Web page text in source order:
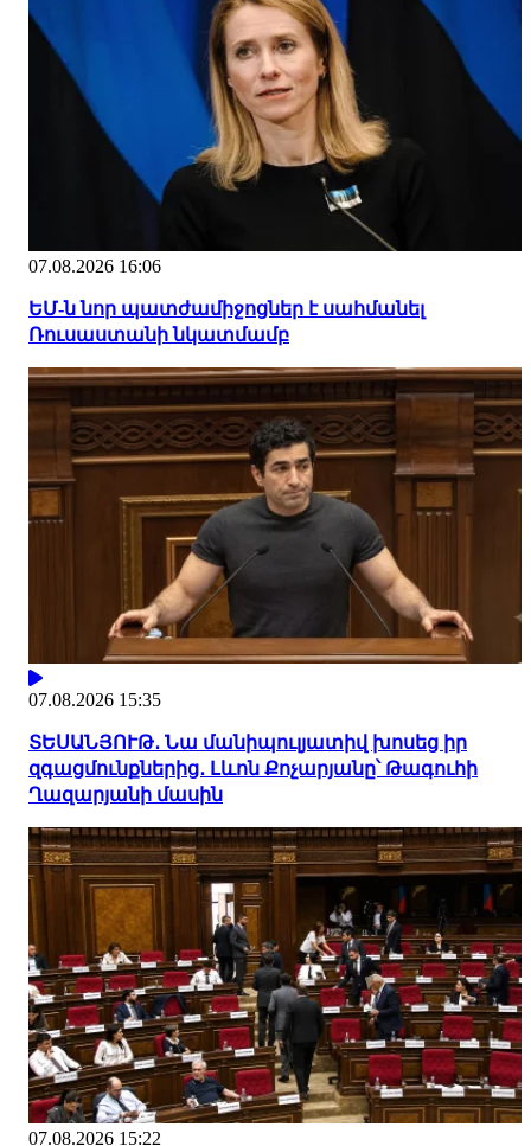
07.08.2026 16:06
ԵՄ-ն նոր պատժամիջոցներ է սահմանել
Ռուսաստանի նկատմամբ
07.08.2026 15:35
ՏԵՍԱՆՅՈՒԹ․ Նա մանիպուլյատիվ խոսեց իր
զգացմունքներից․ Լևոն Քոչարյանը՝ Թագուհի
Ղազարյանի մասին
07.08.2026 15:22